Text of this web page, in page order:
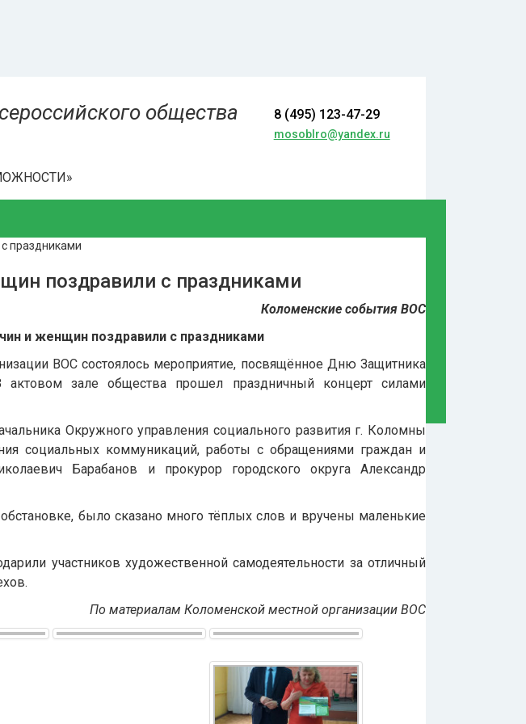
общества
8 (495) 123-47-29
mosoblro@yandex.ru
ВОС
КОНТАКТЫ
праздниками
поздравили с праздниками
Коломенские события ВОС
и женщин поздравили с праздниками
ВОС состоялось мероприятие, посвящённое Дню Защитника
зале общества прошел праздничный концерт силами
Окружного управления социального развития г. Коломны
социальных коммуникаций, работы с обращениями граждан и
Барабанов и прокурор городского округа Александр
было сказано много тёплых слов и вручены маленькие
участников художественной самодеятельности за отличный
По материалам Коломенской местной организации ВОС